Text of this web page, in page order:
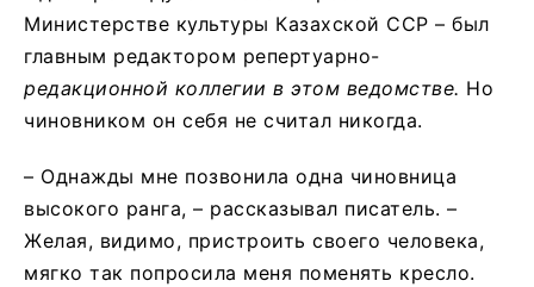
Министерстве культуры Казахской ССР – был
главным редактором репертуарно-
редакционной коллегии в этом ведомстве. Но
чиновником он себя не считал никогда.
– Однажды мне позвонила одна чиновница
высокого ранга, – рассказывал писатель. –
Желая, видимо, пристроить своего человека,
мягко так попросила меня поменять кресло.